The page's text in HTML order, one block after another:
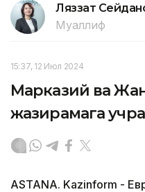
Ляззат
Муаллиф
15:37, 12 Июл 2024
Марказий ва
жазирамага
ASTANA. Kazinform -